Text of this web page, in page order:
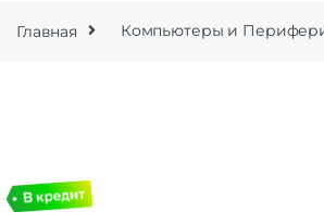
Главная Компьютеры и